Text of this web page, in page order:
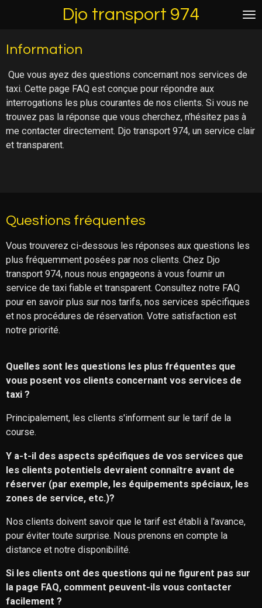
principal
Djo transport 974
Information
Que vous ayez des questions concernant nos services de
taxi. Cette page FAQ est conçue pour répondre aux
interrogations les plus courantes de nos clients. Si vous ne
trouvez pas la réponse que vous cherchez, n'hésitez pas à
me contacter directement. Djo transport 974, un service clair
et transparent.
Questions fréquentes
Vous trouverez ci-dessous les réponses aux questions les
plus fréquemment posées par nos clients. Chez Djo
transport 974, nous nous engageons à vous fournir un
service de taxi fiable et transparent. Consultez notre FAQ
pour en savoir plus sur nos tarifs, nos services spécifiques
et nos procédures de réservation. Votre satisfaction est
notre priorité.
Quelles sont les questions les plus fréquentes que
vous posent vos clients concernant vos services de
taxi ?
Principalement, les clients s'informent sur le tarif de la
course.
Y a-t-il des aspects spécifiques de vos services que
les clients potentiels devraient connaître avant de
réserver (par exemple, les équipements spéciaux, les
zones de service, etc.)?
Nos clients doivent savoir que le tarif est établi à l'avance,
pour éviter toute surprise. Nous prenons en compte la
distance et notre disponibilité.
Si les clients ont des questions qui ne figurent pas sur
la page FAQ, comment peuvent-ils vous contacter
facilement ?